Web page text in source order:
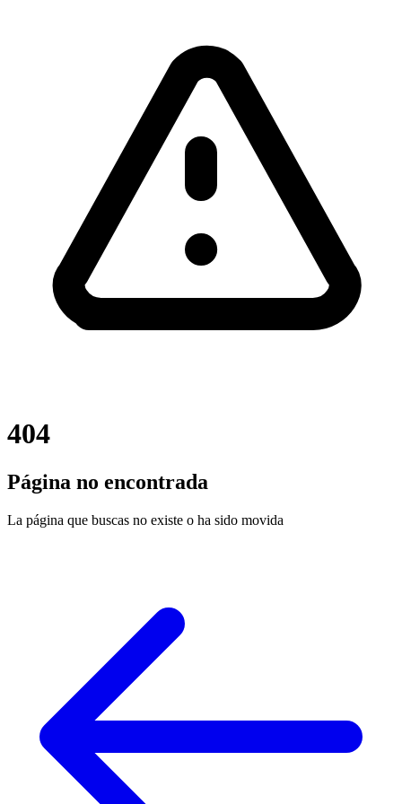
404
Página no encontrada
La página que buscas no existe o ha sido movida